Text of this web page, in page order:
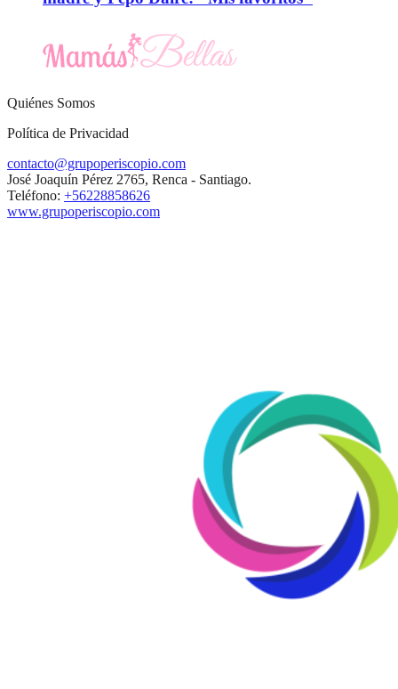
Quiénes Somos
Política de Privacidad
contacto@grupoperiscopio.com
José Joaquín Pérez 2765, Renca - Santiago.
Teléfono: +56228858626
www.grupoperiscopio.com